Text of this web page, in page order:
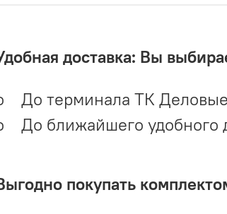
доставка: Вы
До терминала ТК
До ближайшего удобного
покупать